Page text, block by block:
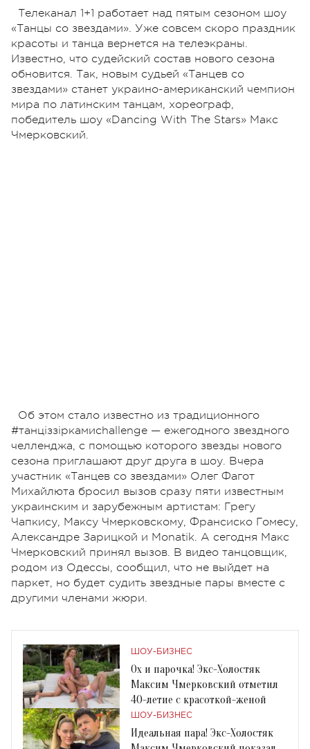
Телеканал 1+1 работает над пятым сезоном шоу
«Танцы со звездами». Уже совсем скоро праздник
красоты и танца вернется на телеэкраны.
Известно, что судейский состав нового сезона
обновится. Так, новым судьей «Танцев со
звездами» станет украино-американский чемпион
мира по латинским танцам, хореограф,
победитель шоу «Dancing With The Stars» Макс
Чмерковский.
Об этом стало известно из традиционного
#танціззіркамиchallenge — ежегодного звездного
челленджа, с помощью которого звезды нового
сезона приглашают друг друга в шоу. Вчера
участник «Танцев со звездами» Олег Фагот
Михайлюта бросил вызов сразу пяти известным
украинским и зарубежным артистам: Грегу
Чапкису, Максу Чмерковскому, Франсиско Гомесу,
Александре Зарицкой и Monatik. А сегодня Макс
Чмерковский принял вызов. В видео танцовщик,
родом из Одессы, сообщил, что не выйдет на
паркет, но будет судить звездные пары вместе с
другими членами жюри.
ШОУ-БИЗНЕС
Ох и парочка! Экс-Холостяк
Максим Чмерковский отметил
40-летие с красоткой-женой
ШОУ-БИЗНЕС
Идеальная пара! Экс-Холостяк